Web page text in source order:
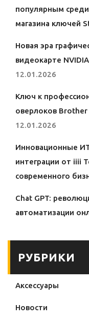
популярным
магазина ключей
Новая эра
видеокарте
12.01.2026
Ключ к
оверлоков
12.01.2026
Инновационные
интеграции от iiii
современного
Chat GPT:
автоматизации
РУБРИКИ
Аксессуары
Новости